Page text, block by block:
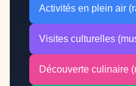
Activités en plein air
Visites culturelles
Découverte culinaire